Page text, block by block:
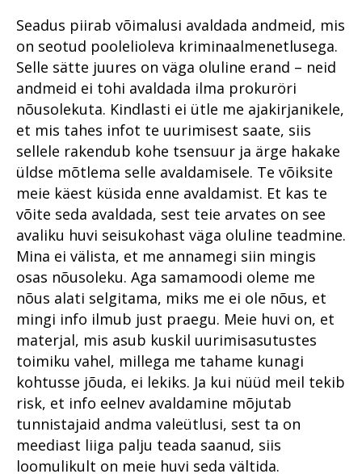
Seadus piirab võimalusi avaldada andmeid, mis
on seotud poolelioleva kriminaalmenetlusega.
Selle sätte juures on väga oluline erand – neid
andmeid ei tohi avaldada ilma prokuröri
nõusolekuta. Kindlasti ei ütle me ajakirjanikele,
et mis tahes infot te uurimisest saate, siis
sellele rakendub kohe tsensuur ja ärge hakake
üldse mõtlema selle avaldamisele. Te võiksite
meie käest küsida enne avaldamist. Et kas te
võite seda avaldada, sest teie arvates on see
avaliku huvi seisukohast väga oluline teadmine.
Mina ei välista, et me annamegi siin mingis
osas nõusoleku. Aga samamoodi oleme me
nõus alati selgitama, miks me ei ole nõus, et
mingi info ilmub just praegu. Meie huvi on, et
materjal, mis asub kuskil uurimisasutustes
toimiku vahel, millega me tahame kunagi
kohtusse jõuda, ei lekiks. Ja kui nüüd meil tekib
risk, et info eelnev avaldamine mõjutab
tunnistajaid andma valeütlusi, sest ta on
meediast liiga palju teada saanud, siis
loomulikult on meie huvi seda vältida.